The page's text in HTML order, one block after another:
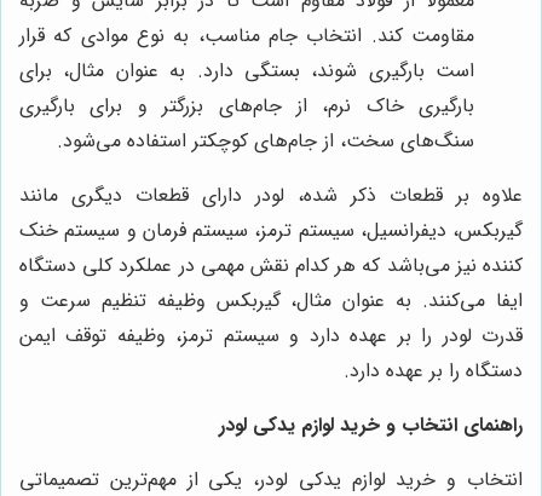
مقاومت کند. انتخاب جام مناسب، به نوع موادی که قرار
است بارگیری شوند، بستگی دارد. به عنوان مثال، برای
بارگیری خاک نرم، از جام‌های بزرگتر و برای بارگیری
سنگ‌های سخت، از جام‌های کوچکتر استفاده می‌شود.
علاوه بر قطعات ذکر شده، لودر دارای قطعات دیگری مانند
گیربکس، دیفرانسیل، سیستم ترمز، سیستم فرمان و سیستم خنک
کننده نیز می‌باشد که هر کدام نقش مهمی در عملکرد کلی دستگاه
ایفا می‌کنند. به عنوان مثال، گیربکس وظیفه تنظیم سرعت و
قدرت لودر را بر عهده دارد و سیستم ترمز، وظیفه توقف ایمن
دستگاه را بر عهده دارد.
راهنمای انتخاب و خرید لوازم یدکی لودر
انتخاب و خرید لوازم یدکی لودر، یکی از مهم‌ترین تصمیماتی